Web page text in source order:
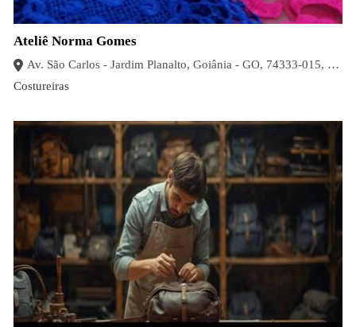
Ateliê Norma Gomes
Av. São Carlos - Jardim Planalto, Goiânia - GO, 74333-015, Brasil
Costureiras